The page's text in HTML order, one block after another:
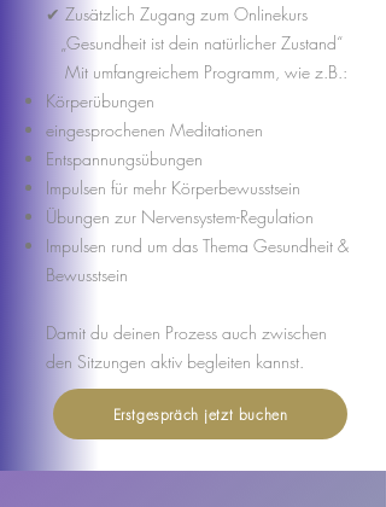
✔ Zusätzlich Zugang zum Onlinekurs
„Gesundheit ist dein natürlicher Zustand“
Mit umfangreichem Programm, wie z.B.:
Körperübungen
eingesprochenen Meditationen
Entspannungsübungen
Impulsen für mehr Körperbewusstsein
Übungen zur Nervensystem-Regulation
Impulsen rund um das Thema Gesundheit &
Bewusstsein
Damit du deinen Prozess auch zwischen
den Sitzungen aktiv begleiten kannst.
Erstgespräch jetzt buchen